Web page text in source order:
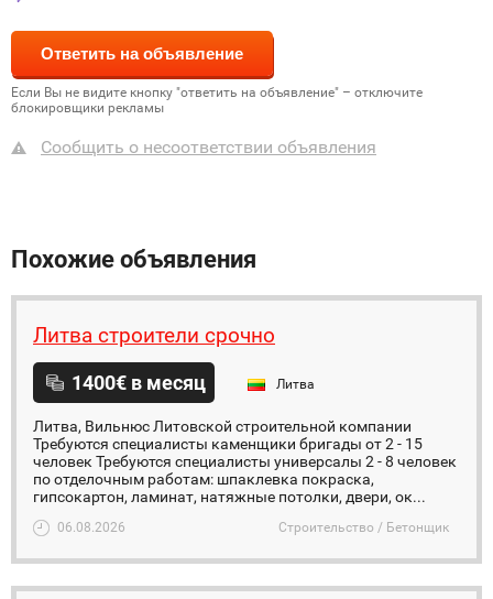
Если Вы не видите кнопку "ответить на объявление" – отключите
блокировщики рекламы
Сообщить о несоответствии объявления
Похожие объявления
Литва строители срочно
1400€ в месяц Литва
Литва, Вильнюс Литовской строительной компании
Требуются специалисты каменщики бригады от 2 - 15
человек Требуются специалисты универсалы 2 - 8 человек
по отделочным работам: шпаклевка покраска,
гипсокартон, ламинат, натяжные потолки, двери, ок...
06.08.2026 Строительство / Бетонщик